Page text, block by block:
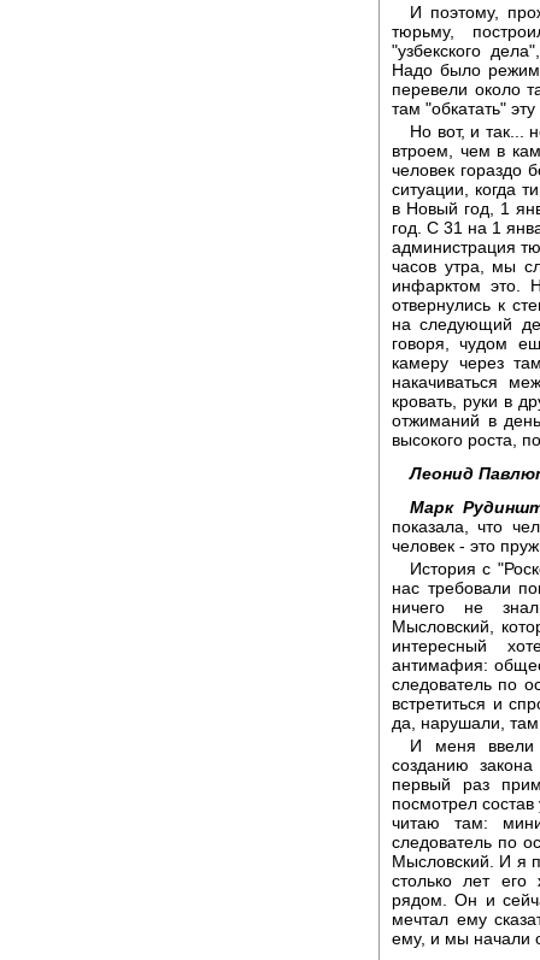
И поэтому,
тюрьму,
"узбекского
Надо было режим
перевели около
там "обкатать"
Но вот, и так...
втроем, чем в
человек гораздо
ситуации, когда
в Новый год, 1
год. С 31 на 1
администрация
часов утра, мы
инфарктом это.
отвернулись к
на следующий
говоря, чудом
камеру через
накачиваться
кровать, руки в
отжиманий в
высокого роста,
Леонид
Марк
показала, что
человек - это
История с
нас требовали
ничего не
Мысловский,
интересный
антимафия:
следователь по
встретиться и
да, нарушали,
И меня ввели
созданию
первый раз
посмотрел
читаю там:
следователь по
Мысловский. И я
столько лет его
рядом. Он и
мечтал ему
ему, и мы начали